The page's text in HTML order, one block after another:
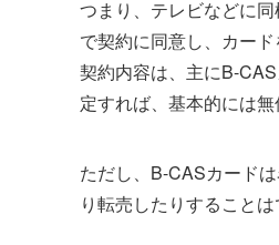
つまり、テレビなどに
で契約に同意し、カード
契約内容は、主にB-
定すれば、基本的には
ただし、B-CASカード
り転売したりすること